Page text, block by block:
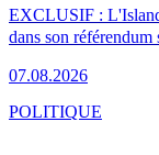
EXCLUSIF :
dans son référendum
07.08.2026
POLITIQUE